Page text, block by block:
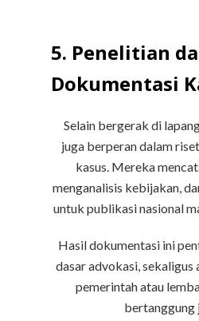
5. Penelitian
Dokumentasi
Selain bergerak di
juga berperan dalam
kasus. Mereka
menganalisis kebijakan,
untuk publikasi nasional
Hasil dokumentasi ini
dasar advokasi, sekaligus
pemerintah atau
bertanggung